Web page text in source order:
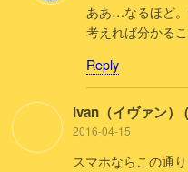
ああ…なるほど
考えれば分かる
Reply
Ivan（イヴァン
2016-04-15
スマホならこの通り